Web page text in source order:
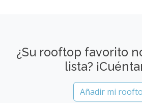
¿Su rooftop favorito
lista?
Añadir mi